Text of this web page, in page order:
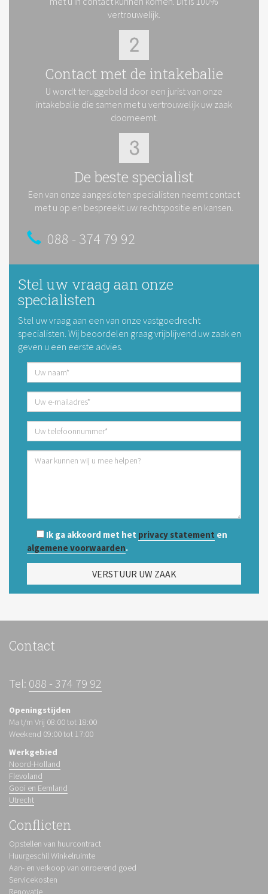
vertrouwelijk.
Contact met de intakebalie
U wordt teruggebeld door een jurist van onze
intakebalie die samen met u vertrouwelijk uw zaak
doorneemt.
De beste specialist
Een van onze aangesloten specialisten neemt contact
met u op en bespreekt uw rechtspositie en kansen.
088 - 374 79 92
Stel uw vraag aan onze
specialisten
Stel uw vraag aan een van onze vastgoedrecht
specialisten. Wij beoordelen graag vrijblijvend uw zaak en
geven u een eerste advies.
Ik ga akkoord met het privacy statement en
algemene voorwaarden.
Contact
Tel: 088 - 374 79 92
Openingstijden
Ma t/m Vrij 08:00 tot 18:00
Weekend 09:00 tot 17:00
Werkgebied
Noord-Holland
Flevoland
Gooi en Eemland
Utrecht
Conflicten
Opstellen van huurcontract
Huurgeschil Winkelruimte
Aan- en verkoop van onroerend goed
Servicekosten
Renovatie